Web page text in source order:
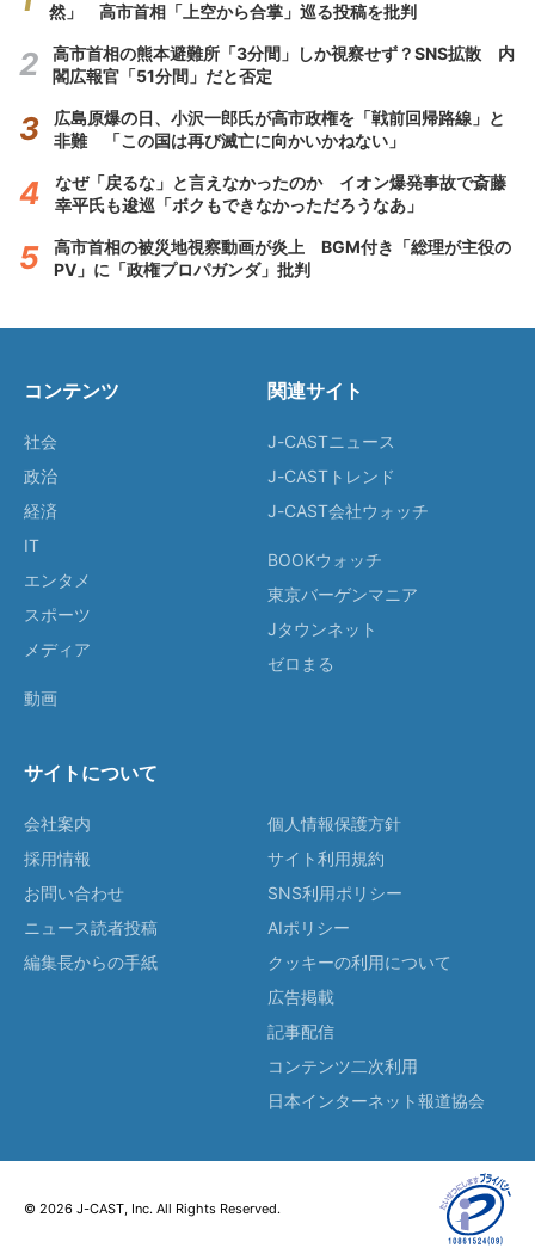
然」 高市首相「上空から合掌」巡る投稿を批判
高市首相の熊本避難所「3分間」しか視察せず？SNS拡散 内
閣広報官「51分間」だと否定
広島原爆の日、小沢一郎氏が高市政権を「戦前回帰路線」と
非難 「この国は再び滅亡に向かいかねない」
なぜ「戻るな」と言えなかったのか イオン爆発事故で斎藤
幸平氏も逡巡「ボクもできなかっただろうなあ」
高市首相の被災地視察動画が炎上 BGM付き「総理が主役の
PV」に「政権プロパガンダ」批判
コンテンツ
社会
政治
経済
IT
エンタメ
スポーツ
メディア
動画
関連サイト
J-CASTニュース
J-CASTトレンド
J-CAST会社ウォッチ
BOOKウォッチ
東京バーゲンマニア
Jタウンネット
ゼロまる
サイトについて
会社案内
採用情報
お問い合わせ
ニュース読者投稿
編集長からの手紙
個人情報保護方針
サイト利用規約
SNS利用ポリシー
AIポリシー
クッキーの利用について
広告掲載
記事配信
コンテンツ二次利用
日本インターネット報道協会
© 2026 J-CAST, Inc. All Rights Reserved.